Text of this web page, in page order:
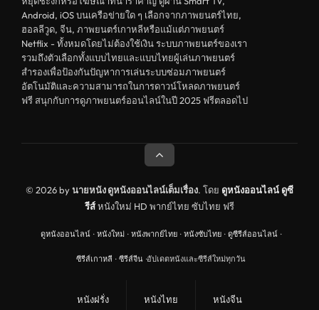
บู๊
หนังฝรั่ง
ดูหนังสารคดี Documentary
สยองขวัญ
ดูหนังอินเดีย India
ดูหนังจีนฮ่องกง Hong Kong
ดูหนังฝรั่งเศส France
ดูหนังฝรั่งแคนนาดา Canada
หนังรักโรแมนติก
อาชญากรรม
ดูหนังเพลง Music
Android, iOS บนเครือข่ายใด ๆ เลือกจากภาพยนตร์ไทย,
ฮอลลีวูด, จีน, ภาพยนตร์เกาหลีหรือแม้แต่ภาพยนตร์
Netflix - ทั้งหมดโดยไม่ต้องใช้เงิน ระบบภาพยนตร์ของเรา
รวมถึงตัวเลือกทั้งแบบไทยและแบบไทยผู้เล่นภาพยนตร์
สำรองเพื่อป้องกันปัญหาการเล่นระบบซ่อมภาพยนตร์
อัตโนมัติและความสามารถในการดาวน์โหลดภาพยนตร์
ฟรี สนุกกับการดูภาพยนตร์ออนไลน์ในปี 2025 ฟรีตลอดไป
© 2026 byนายหนัง ดูหนังออนไลน์เต็มเรื่อง. โดย ดูหนังออนไลน์ ดูซี
รีส์หนังใหม่ HD พากย์ไทย ซับไทย ฟรี
ดูหนังออนไลน์ · หนังใหม่ · หนังพากย์ไทย · หนังซับไทย · ดูซีรีส์ออนไลน์ ·
ซีรีส์เกาหลี · ซีรีส์จีน ·อัปเดตหนังและซีรีส์ใหม่ทุกวัน
หนังฝรั่ง หนังไทย หนังจีน